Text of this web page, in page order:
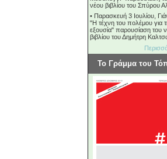
νέου βιβλίου του Σπύρου
• Παρασκευή 3 Ιουλίου,
"Η τέχνη του πολέμου για
εξουσία" παρουσίαση του
βιβλίου του Δημήτρη
Το Γράμμα του